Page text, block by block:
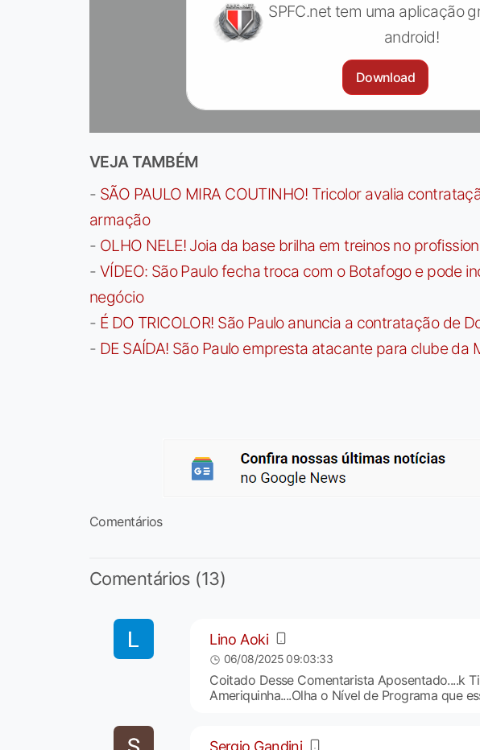
SPFC.net tem uma aplicação
android!
Download
VEJA TAMBÉM
- SÃO PAULO MIRA COUTINHO! Tricolor avalia
armação
- OLHO NELE! Joia da base brilha em treinos no
- VÍDEO: São Paulo fecha troca com o Botafogo e pode
negócio
- É DO TRICOLOR! São Paulo anuncia a contratação de
- DE SAÍDA! São Paulo empresta atacante para clube da
Comentários
Comentários (13)
Lino Aoki
06/08/2025 09:03:33
Coitado Desse Comentarista Aposentado....k
Ameriquinha....Olha o Nível de Programa que
Sergio Gandini